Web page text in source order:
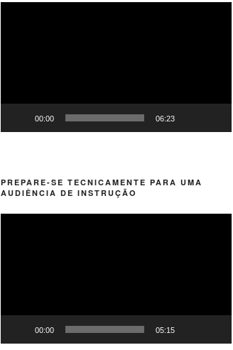
00:00 06:23
PREPARE-SE TECNICAMENTE PARA UMA
AUDIÊNCIA DE INSTRUÇÃO
00:00 05:15